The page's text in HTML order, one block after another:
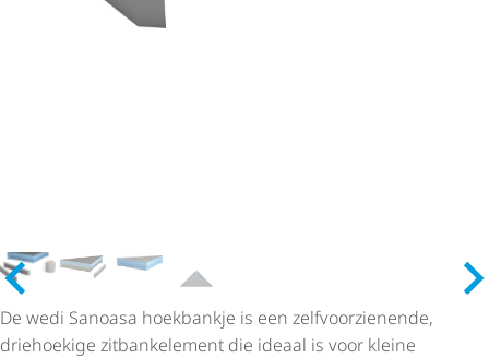
De wedi Sanoasa hoekbankje is een zelf­voor­zie­nende,
driehoekige zitbankelement die ideaal is voor kleine